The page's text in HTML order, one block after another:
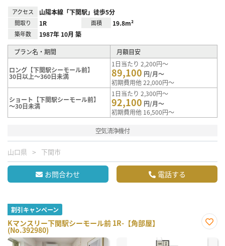
アクセス 山陽本線「下関駅」徒歩5分
間取り 1R 面積 19.8m²
築年数 1987年 10月 築
プラン名・期間 月額目安
ロング【下関駅シーモール前】
30日以上～360日未満
1日当たり 2,200円～
89,100 円/月～
初期費用他 22,000円～
ショート【下関駅シーモール前】
～30日未満
1日当たり 2,300円～
92,100 円/月～
初期費用他 16,500円～
空気清浄機付
山口県 下関市
お問合わせ 電話する
割引キャンペーン
Kマンスリー下関駅シーモール前 1R-【角部屋】
(No.392980)
に入